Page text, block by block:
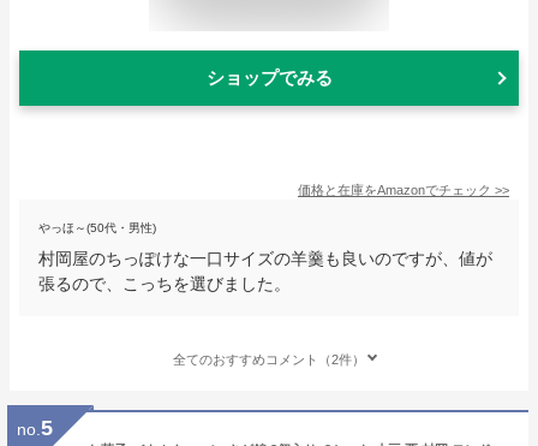
ショップでみる
価格と在庫をAmazonでチェック >>
やっほ～(50代・男性)
村岡屋のちっぽけな一口サイズの羊羹も良いのですが、値が
張るので、こっちを選びました。
全てのおすすめコメント（2件）
no. 5